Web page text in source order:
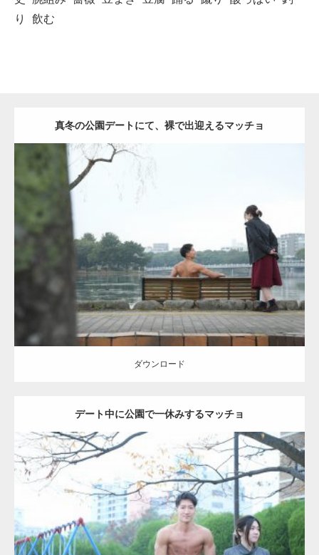
り
飲む
真冬の公園デートにて、裸で出迎えるマッチョ
公園のマッチョ AKIHITO(細マッチョ) 背中
ダウンロード
ダウンロード
デート中に公園で一休みするマッチョ
Update:2021.07.6
Category:公園のマッチョ その他 AKIHITO(細マッチョ) 腹筋
ダウンロード